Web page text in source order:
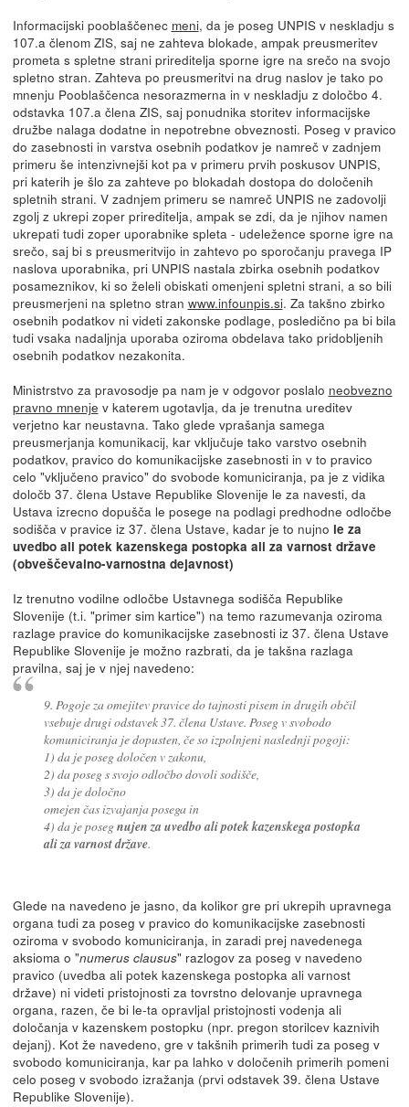
Informacijski pooblaščenec meni, da je poseg UNPIS v neskladju s
107.a členom ZIS, saj ne zahteva blokade, ampak preusmeritev
prometa s spletne strani prireditelja sporne igre na srečo na svojo
spletno stran. Zahteva po preusmeritvi na drug naslov je tako po
mnenju Pooblaščenca nesorazmerna in v neskladju z določbo 4.
odstavka 107.a člena ZIS, saj ponudnika storitev informacijske
družbe nalaga dodatne in nepotrebne obveznosti. Poseg v pravico
do zasebnosti in varstva osebnih podatkov je namreč v zadnjem
primeru še intenzivnejši kot pa v primeru prvih poskusov UNPIS,
pri katerih je šlo za zahteve po blokadah dostopa do določenih
spletnih strani. V zadnjem primeru se namreč UNPIS ne zadovolji
zgolj z ukrepi zoper prireditelja, ampak se zdi, da je njihov namen
ukrepati tudi zoper uporabnike spleta - udeležence sporne igre na
srečo, saj bi s preusmeritvijo in zahtevo po sporočanju pravega IP
naslova uporabnika, pri UNPIS nastala zbirka osebnih podatkov
posameznikov, ki so želeli obiskati omenjeni spletni strani, a so bili
preusmerjeni na spletno stran www.infounpis.si. Za takšno zbirko
osebnih podatkov ni videti zakonske podlage, posledično pa bi bila
tudi vsaka nadaljnja uporaba oziroma obdelava tako pridobljenih
osebnih podatkov nezakonita.
Ministrstvo za pravosodje pa nam je v odgovor poslalo neobvezno
pravno mnenje v katerem ugotavlja, da je trenutna ureditev
verjetno kar neustavna. Tako glede vprašanja samega
preusmerjanja komunikacij, kar vključuje tako varstvo osebnih
podatkov, pravico do komunikacijske zasebnosti in v to pravico
celo "vključeno pravico" do svobode komuniciranja, pa je z vidika
določb 37. člena Ustave Republike Slovenije le za navesti, da
Ustava izrecno dopušča le posege na podlagi predhodne odločbe
sodišča v pravice iz 37. člena Ustave, kadar je to nujno le za
uvedbo ali potek kazenskega postopka ali za varnost države
(obveščevalno-varnostna dejavnost)
Iz trenutno vodilne odločbe Ustavnega sodišča Republike
Slovenije (t.i. "primer sim kartice") na temo razumevanja oziroma
razlage pravice do komunikacijske zasebnosti iz 37. člena Ustave
Republike Slovenije je možno razbrati, da je takšna razlaga
pravilna, saj je v njej navedeno:
9. Pogoje za omejitev pravice do tajnosti pisem in drugih občil
vsebuje drugi odstavek 37. člena Ustave. Poseg v svobodo
komuniciranja je dopusten, če so izpolnjeni naslednji pogoji:
1) da je poseg določen v zakonu,
2) da poseg s svojo odločbo dovoli sodišče,
3) da je določno
omejen čas izvajanja posega in
4) da je posegnujen za uvedbo ali potek kazenskega postopka
ali za varnost države.
Glede na navedeno je jasno, da kolikor gre pri ukrepih upravnega
organa tudi za poseg v pravico do komunikacijske zasebnosti
oziroma v svobodo komuniciranja, in zaradi prej navedenega
aksioma o "numerus clausus" razlogov za poseg v navedeno
pravico (uvedba ali potek kazenskega postopka ali varnost
države) ni videti pristojnosti za tovrstno delovanje upravnega
organa, razen, če bi le-ta opravljal pristojnosti vodenja ali
določanja v kazenskem postopku (npr. pregon storilcev kaznivih
dejanj). Kot že navedeno, gre v takšnih primerih tudi za poseg v
svobodo komuniciranja, kar pa lahko v določenih primerih pomeni
celo poseg v svobodo izražanja (prvi odstavek 39. člena Ustave
Republike Slovenije).